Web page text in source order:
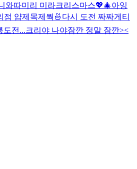
와따미리 미라크리스마스💖🎄아잉
점 얍제목제뭑 🍜 다시 도전 짜짜게티
도전...크리야 나야잠깐 정말 잠깐><